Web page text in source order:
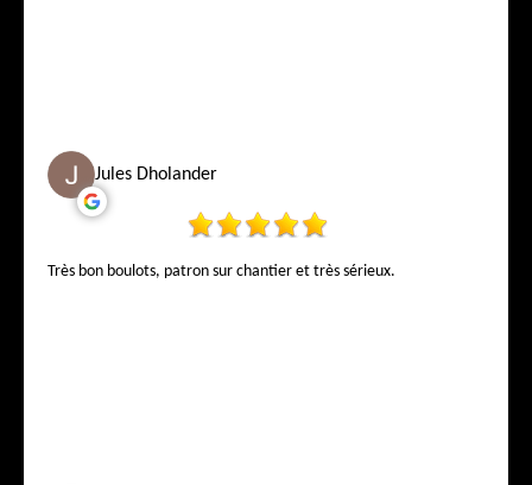
Jules Dholander
Très bon boulots, patron sur chantier et très sérieux.